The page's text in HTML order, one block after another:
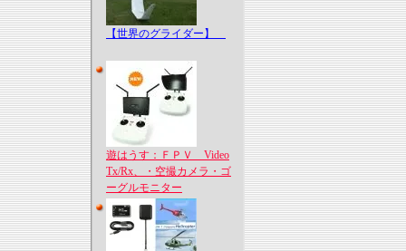
【世界のグライダー】
遊はうす：ＦＰＶ Video
Tx/Rx、・空撮カメラ・ゴ
ーグルモニター